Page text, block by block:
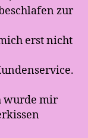
zur
erst nicht
wurde mir